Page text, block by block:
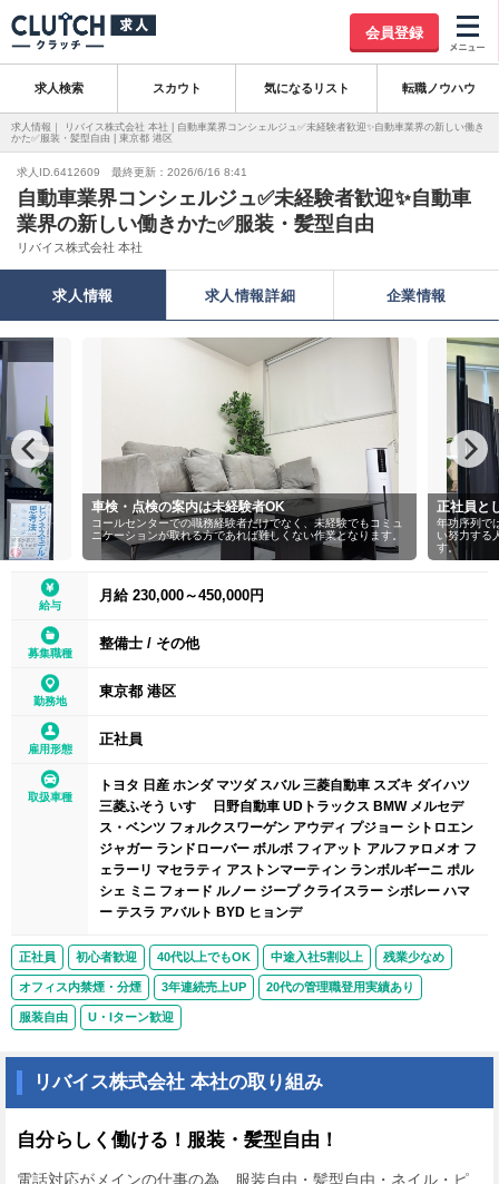
会員登録
求人検索 スカウト 気になるリスト 転職ノウハウ
求人情報｜ リバイス株式会社 本社 | 自動車業界コンシェルジュ✅未経験者歓迎✨自動車業界の新しい働き
かた✅服装・髪型自由 | 東京都 港区
求人ID.6412609 最終更新：2026/6/16 8:41
自動車業界コンシェルジュ✅未経験者歓迎✨自動車
業界の新しい働きかた✅服装・髪型自由
リバイス株式会社 本社
求人情報 求人情報詳細 企業情報
車検・点検の案内は未経験者OK
コールセンターでの職務経験者だけでなく、未経験でもコミュ
ニケーションが取れる方であれば難しくない作業となります。
正社員と
年功序列で
い努力する
す。
給与
月給 230,000～450,000円
募集職種
整備士 / その他
勤務地
東京都 港区
雇用形態
正社員
取扱車種
トヨタ 日産 ホンダ マツダ スバル 三菱自動車 スズキ ダイハツ
三菱ふそう いすゞ 日野自動車 UDトラックス BMW メルセデ
ス・ベンツ フォルクスワーゲン アウディ プジョー シトロエン
ジャガー ランドローバー ボルボ フィアット アルファロメオ フ
ェラーリ マセラティ アストンマーティン ランボルギーニ ポル
シェ ミニ フォード ルノー ジープ クライスラー シボレー ハマ
ー テスラ アバルト BYD ヒョンデ
正社員 初心者歓迎 40代以上でもOK 中途入社5割以上 残業少なめ
オフィス内禁煙・分煙 3年連続売上UP 20代の管理職登用実績あり
服装自由 U・Iターン歓迎
リバイス株式会社 本社の取り組み
自分らしく働ける！服装・髪型自由！
電話対応がメインの仕事の為、服装自由・髪型自由・ネイル・ピ